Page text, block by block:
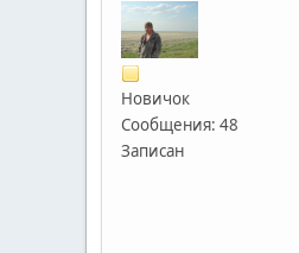
Новичок
Сообщения: 48
Записан